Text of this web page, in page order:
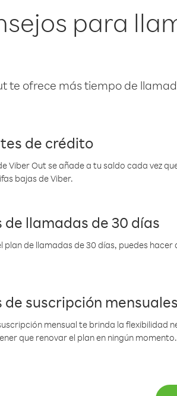
para
te ofrece más tiempo de
de crédito
Viber Out se añade a tu saldo cada vez
bajas de Viber.
de llamadas de 30 días
plan de llamadas de 30 días, puedes
de suscripción mensuales
mensual te brinda la
que renovar el plan en ningún